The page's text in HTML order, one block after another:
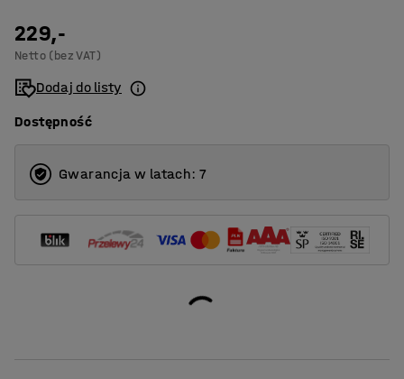
229,-
Netto (bez VAT)
Dodaj do listy
Dostępność
Gwarancja w latach: 7